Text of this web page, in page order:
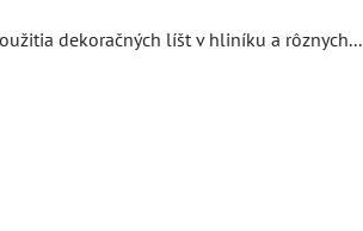
dekoračných líšt v hliníku a rôznych...